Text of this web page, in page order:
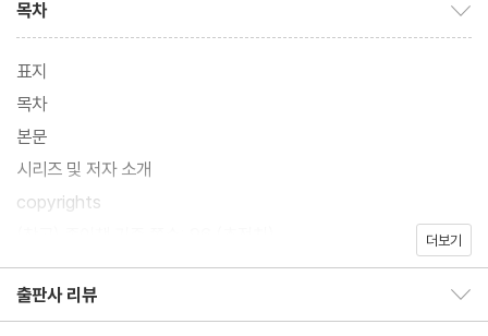
목차
표지
목차
본문
시리즈 및 저자 소개
copyrights
더보기
출판사 리뷰